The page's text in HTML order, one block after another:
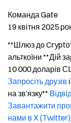
Команда Gate
19 квітня 2025
**Шлюз до
альткоїни **Дій
10 000 доларів
Запросіть друзів
на зв’язку**
Завантажити
нами в X (Twitter)